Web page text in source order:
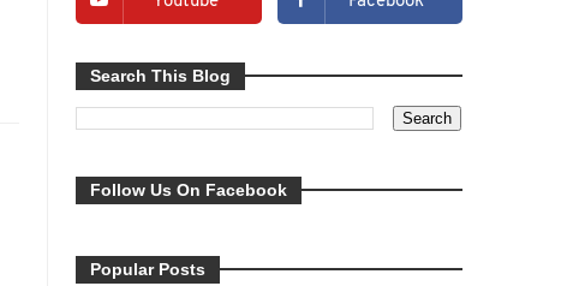
Search This Blog
Follow Us On Facebook
Popular Posts